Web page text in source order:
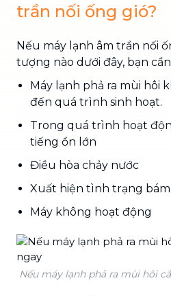
trần nối ống gió?
Nếu máy lạnh âm trần nối
tượng nào dưới đây, bạn
Máy lạnh phả ra mùi hôi
đến quá trình sinh hoạt.
Trong quá trình hoạt
tiếng ồn lớn
Điều hòa chảy nước
Xuất hiện tình trạng
Máy không hoạt động
Nếu máy lạnh phả ra mùi hôi